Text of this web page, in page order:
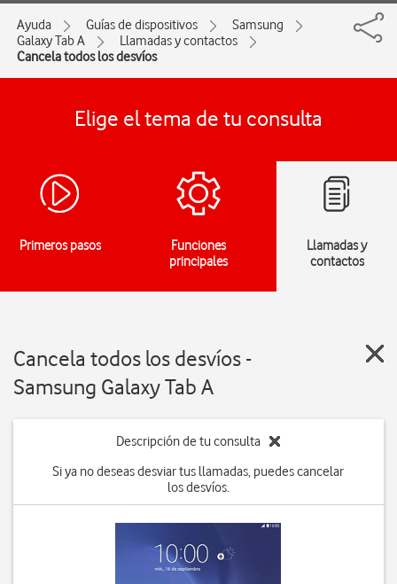
Ayuda Guías de dispositivos
Samsung
Galaxy Tab A
Llamadas y contactos
Cancela todos los desvíos
Elige el tema de tu consulta
Primeros pasos
Funciones
principales
Llamadas y
contactos
Cancela todos los desvíos -
Samsung Galaxy Tab A
Descripción de tu consulta
Si ya no deseas desviar tus llamadas, puedes cancelar
los desvíos.